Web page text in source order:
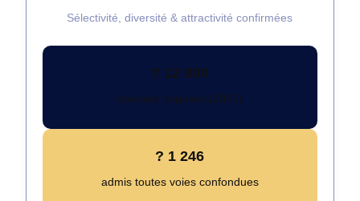
Sélectivité, diversité & attractivité confirmées
? 12 000
dossiers déposés (2025)
? 1 246
admis toutes voies confondues